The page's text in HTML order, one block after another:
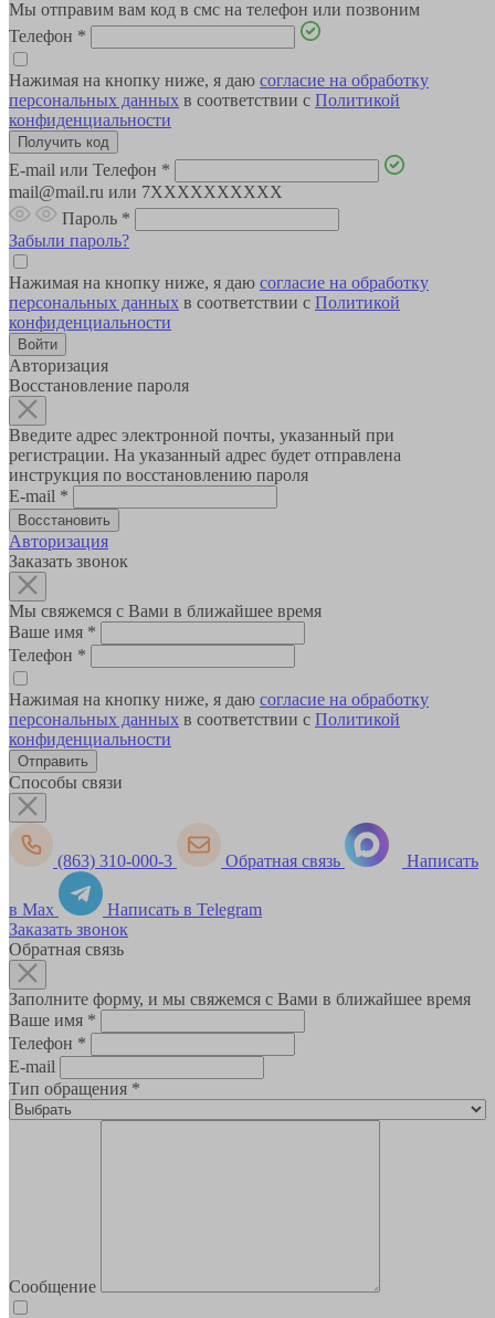
Мы отправим вам код в смс на телефон или позвоним
Телефон *
Нажимая на кнопку ниже, я даю согласие на обработку
персональных данных в соответствии с Политикой
конфиденциальности
E-mail или Телефон *
mail@mail.ru или 7XXXXXXXXXX
Пароль *
Забыли пароль?
Нажимая на кнопку ниже, я даю согласие на обработку
персональных данных в соответствии с Политикой
конфиденциальности
Авторизация
Восстановление пароля
Введите адрес электронной почты, указанный при
регистрации. На указанный адрес будет отправлена
инструкция по восстановлению пароля
E-mail *
Авторизация
Заказать звонок
Мы свяжемся с Вами в ближайшее время
Ваше имя *
Телефон *
Нажимая на кнопку ниже, я даю согласие на обработку
персональных данных в соответствии с Политикой
конфиденциальности
Способы связи
(863) 310-000-3 Обратная связь Написать
в Max
Написать в Telegram
Заказать звонок
Обратная связь
Заполните форму, и мы свяжемся с Вами в ближайшее время
Ваше имя *
Телефон *
E-mail
Тип обращения *
Сообщение